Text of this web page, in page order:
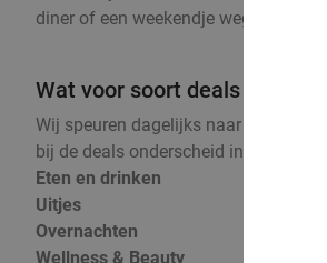
diner of een weekendje weg gaat.
Wat voor soort deals vind ik
Wij speuren dagelijks naar de beste
bij de deals onderscheid in 7
Eten en drinken
Uitjes
Overnachten
Wellness & Beauty